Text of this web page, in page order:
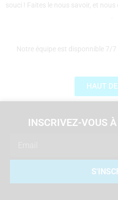
souci ! Faites le nous savoir, et
Notre équipe est disponnible 7/
HAUT
INSCRIVEZ-VOUS